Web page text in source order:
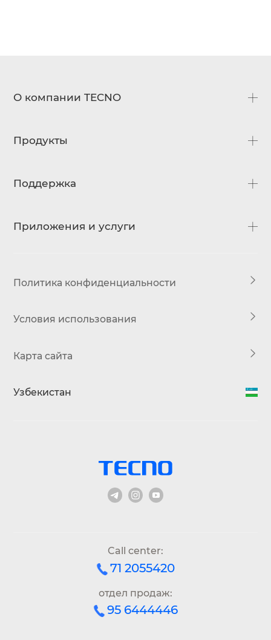
О компании TECNO
Продукты
Поддержка
Приложения и услуги
Политика конфиденциальности
Условия использования
Карта сайта
Узбекистан
Call center:
71 2055420
отдел продаж:
95 6444446